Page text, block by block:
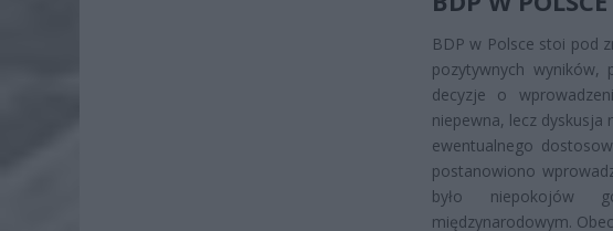
BDP w Polsce stoi pod
pozytywnych wyników,
decyzje o
niepewna, lecz
ewentualnego
postanowiono
było niepokojów
międzynarodowym.